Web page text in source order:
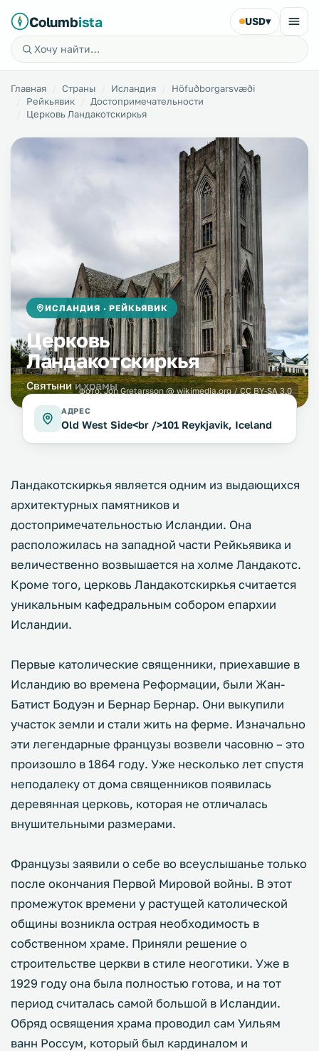
Columbista USD▾
Главная Страны Исландия
Höfuðborgarsvæði
Рейкьявик
Достопримечательности
Церковь Ландакотскиркья
ИСЛАНДИЯ · РЕЙКЬЯВИК
Церковь
Ландакотскиркья
Святыни и храмы
фото:Jon Gretarsson @ wikimedia.org / CC BY-SA 3.0
АДРЕС
Old West Side<br />101 Reykjavik, Iceland
Ландакотскиркья является одним из выдающихся
архитектурных памятников и
достопримечательностью Исландии. Она
расположилась на западной части Рейкьявика и
величественно возвышается на холме Ландакотс.
Кроме того, церковь Ландакотскиркья считается
уникальным кафедральным собором епархии
Исландии.
Первые католические священники, приехавшие в
Исландию во времена Реформации, были Жан-
Батист Бодуэн и Бернар Бернар. Они выкупили
участок земли и стали жить на ферме. Изначально
эти легендарные французы возвели часовню – это
произошло в 1864 году. Уже несколько лет спустя
неподалеку от дома священников появилась
деревянная церковь, которая не отличалась
внушительными размерами.
Французы заявили о себе во всеуслышанье только
после окончания Первой Мировой войны. В этот
промежуток времени у растущей католической
общины возникла острая необходимость в
собственном храме. Приняли решение о
строительстве церкви в стиле неоготики. Уже в
1929 году она была полностью готова, и на тот
период считалась самой большой в Исландии.
Обряд освящения храма проводил сам Уильям
ванн Россум, который был кардиналом и